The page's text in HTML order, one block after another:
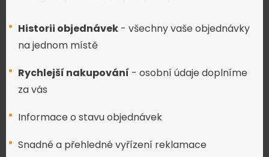
Historii objednávek - všechny vaše objednávky
na jednom místě
Rychlejší nakupování - osobní údaje doplníme
za vás
Informace o stavu objednávek
Snadné a přehledné vyřízení reklamace